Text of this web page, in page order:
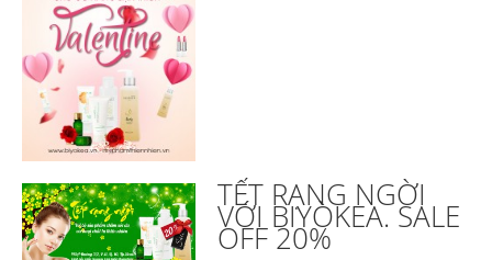
TẾT RẠNG NGỜI
VỚI BIYÒKEA. SALE
OFF 20%